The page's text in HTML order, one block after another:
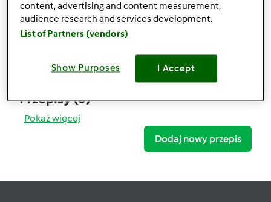
tm6
Komentarze
Przepisy(0)
Pokaż więcej
Dodaj nowy przepis
content, advertising and content measurement,
audience research and services development.
List of Partners (vendors)
Show Purposes I Accept